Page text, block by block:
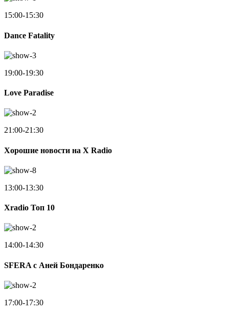
15:00-15:30
Dance Fatality
19:00-19:30
Love Paradise
21:00-21:30
Хорошие новости на X Radio
13:00-13:30
Xradio Топ 10
14:00-14:30
SFERA с Аней Бондаренко
17:00-17:30